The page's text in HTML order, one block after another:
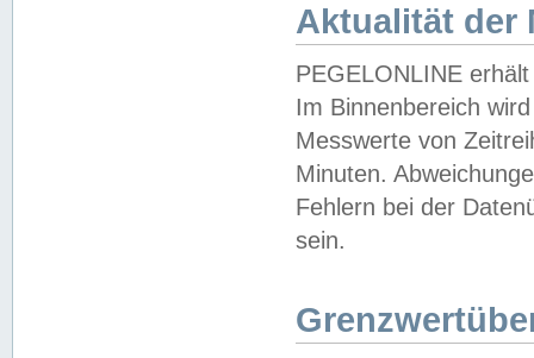
Aktualität der
PEGELONLINE
Im Binnenbereich
Messwerte von
Minuten.
Fehlern bei der
sein.